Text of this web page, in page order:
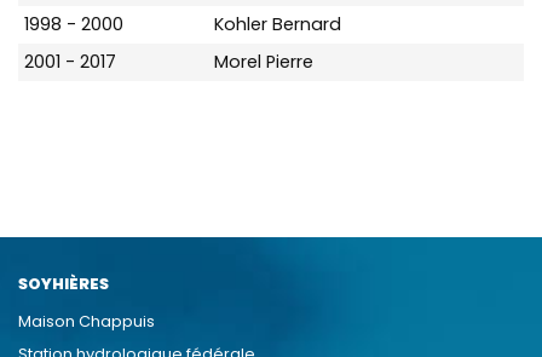
1998 - 2000
Kohler Bernard
2001 - 2017
Morel Pierre
SOYHIÈRES
Maison Chappuis